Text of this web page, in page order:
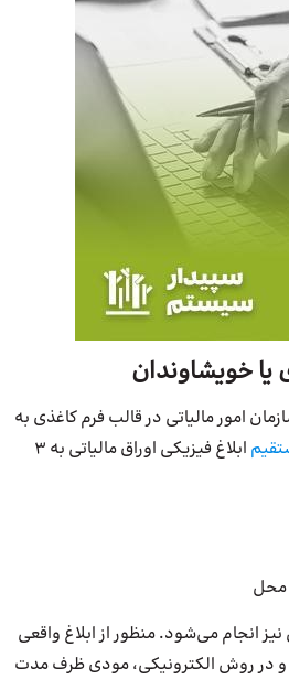
یا خویشاوندان
امور مالیاتی در قالب فرم کاغذی به
ابلاغ فیزیکی اوراق مالیاتی به ۳
محل
نیز انجام می‌شود. منظور از ابلاغ واقعی
و در روش الکترونیکی، مودی ظرف مدت